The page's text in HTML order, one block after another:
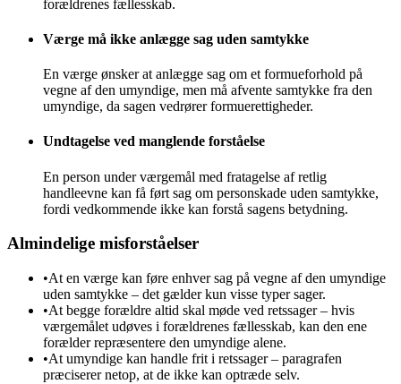
forældrenes fællesskab.
Værge må ikke anlægge sag uden samtykke
En værge ønsker at anlægge sag om et formueforhold på
vegne af den umyndige, men må afvente samtykke fra den
umyndige, da sagen vedrører formuerettigheder.
Undtagelse ved manglende forståelse
En person under værgemål med fratagelse af retlig
handleevne kan få ført sag om personskade uden samtykke,
fordi vedkommende ikke kan forstå sagens betydning.
Almindelige misforståelser
•At en værge kan føre enhver sag på vegne af den umyndige
uden samtykke – det gælder kun visse typer sager.
•At begge forældre altid skal møde ved retssager – hvis
værgemålet udøves i forældrenes fællesskab, kan den ene
forælder repræsentere den umyndige alene.
•At umyndige kan handle frit i retssager – paragrafen
præciserer netop, at de ikke kan optræde selv.